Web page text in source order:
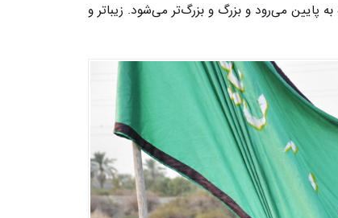
پایین می‌رود و بزرگ و بزرگ‌تر می‌شود. زیباتر و